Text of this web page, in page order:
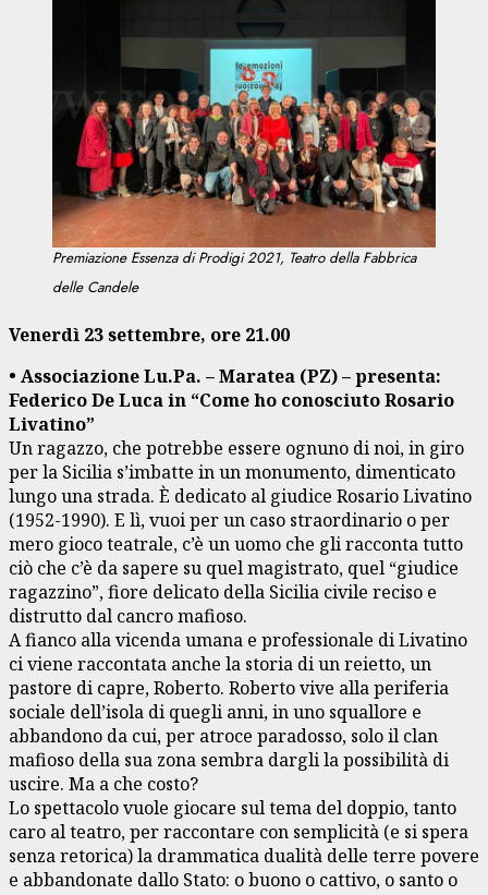
Premiazione Essenza di Prodigi 2021, Teatro della Fabbrica
delle Candele
Venerdì 23 settembre, ore 21.00
• Associazione Lu.Pa. – Maratea (PZ) – presenta:
Federico De Luca in “Come ho conosciuto Rosario
Livatino”
Un ragazzo, che potrebbe essere ognuno di noi, in giro
per la Sicilia s’imbatte in un monumento, dimenticato
lungo una strada. È dedicato al giudice Rosario Livatino
(1952-1990). E lì, vuoi per un caso straordinario o per
mero gioco teatrale, c’è un uomo che gli racconta tutto
ciò che c’è da sapere su quel magistrato, quel “giudice
ragazzino”, fiore delicato della Sicilia civile reciso e
distrutto dal cancro mafioso.
A fianco alla vicenda umana e professionale di Livatino
ci viene raccontata anche la storia di un reietto, un
pastore di capre, Roberto. Roberto vive alla periferia
sociale dell’isola di quegli anni, in uno squallore e
abbandono da cui, per atroce paradosso, solo il clan
mafioso della sua zona sembra dargli la possibilità di
uscire. Ma a che costo?
Lo spettacolo vuole giocare sul tema del doppio, tanto
caro al teatro, per raccontare con semplicità (e si spera
senza retorica) la drammatica dualità delle terre povere
e abbandonate dallo Stato: o buono o cattivo, o santo o